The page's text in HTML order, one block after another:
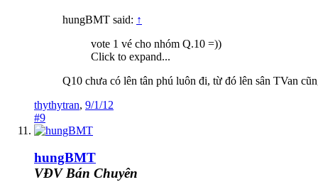
hungBMT said: ↑
vote 1 vé cho nhóm Q.10 =))
Click to expand...
Q10 chưa có lên tân phú luôn đi, từ đó lên sân TVan
thythytran, 9/1/12
#9
hungBMT
VĐV Bán Chuyên